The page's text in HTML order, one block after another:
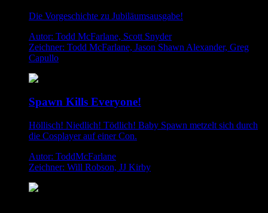
Die Vorgeschichte zu Jubiläumsausgabe!
Autor: Todd McFarlane, Scott Snyder
Zeichner: Todd McFarlane, Jason Shawn Alexander, Greg
Capullo
Spawn Kills Everyone!
Höllisch! Niedlich! Tödlich! Baby Spawn metzelt sich durch
die Cosplayer auf einer Con.
Autor: ToddMcFarlane
Zeichner: Will Robson, JJ Kirby